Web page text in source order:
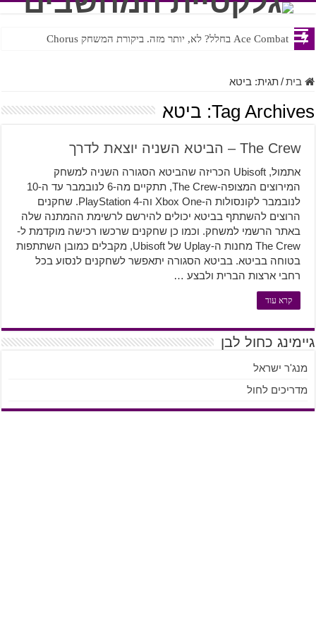
Ace Combat בחלל? לא, יותר מזה. ביקורת המשחק Chorus
Steven Universe והשירים שתורגמו בצורה נוראית לעברית
בית/תגית: ביטא
Tag Archives: ביטא
The Crew – הביטא השניה יוצאת לדרך
אתמול, Ubisoft הכריזה שהביטא הסגורה השניה למשחק
המירוצים המצופה-The Crew, תתקיים מה-6 לנובמבר עד ה-10
לנובמבר לקונסולות ה-Xbox One וה-PlayStation 4. שחקנים
הרוצים להשתתף בביטא יכולים להירשם לרשימת ההמתנה שלה
באתר הרשמי למשחק. וכמו כן שחקנים שרכשו רכישה מוקדמת ל-
The Crew מחנות ה-Uplay של Ubisoft, מקבלים כמובן השתתפות
בטוחה בביטא. בביטא הסגורה יתאפשר לשחקנים לנסוע בכל
רחבי ארצות הברית ולבצע …
קרא עוד
גיימינג כחול לבן
מנג'ר ישראל
מדריכים לחול